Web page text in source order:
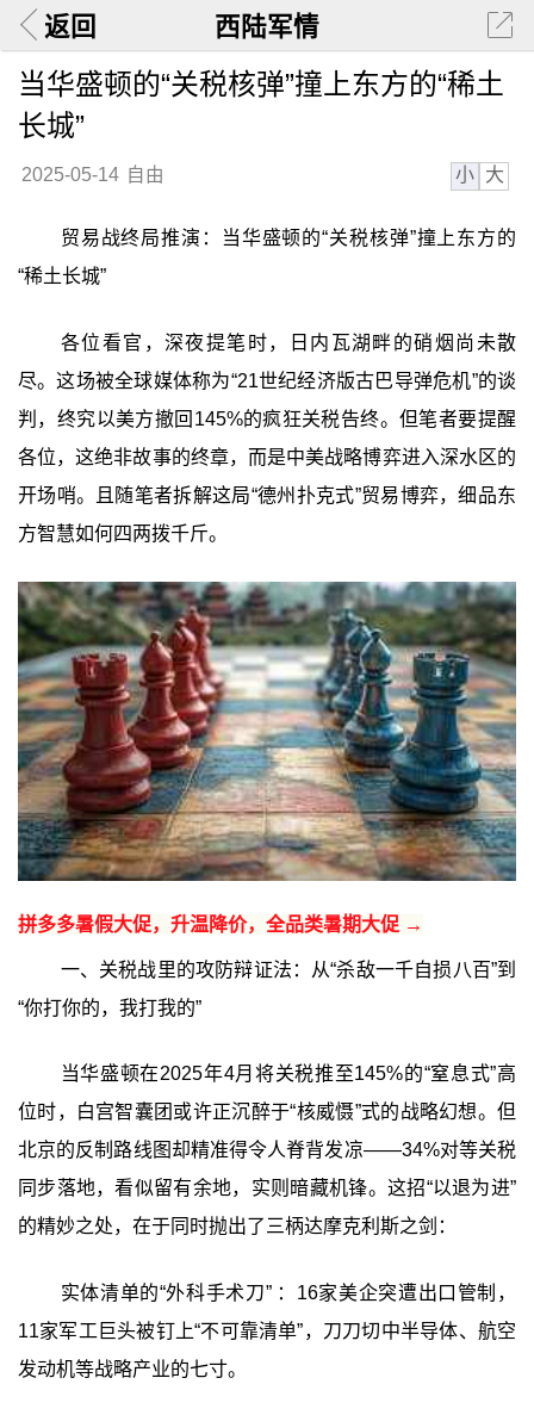
返回 西陆军情
当华盛顿的“关税核弹”撞上东方的“稀土
长城”
2025-05-14 自由 小 大
贸易战终局推演：当华盛顿的“关税核弹”撞上东方的
“稀土长城”
各位看官，深夜提笔时，日内瓦湖畔的硝烟尚未散
尽。这场被全球媒体称为“21世纪经济版古巴导弹危机”的谈
判，终究以美方撤回145%的疯狂关税告终。但笔者要提醒
各位，这绝非故事的终章，而是中美战略博弈进入深水区的
开场哨。且随笔者拆解这局“德州扑克式”贸易博弈，细品东
方智慧如何四两拨千斤。
拼多多暑假大促，升温降价，全品类暑期大促 →
一、关税战里的攻防辩证法：从“杀敌一千自损八百”到
“你打你的，我打我的”
当华盛顿在2025年4月将关税推至145%的“窒息式”高
位时，白宫智囊团或许正沉醉于“核威慑”式的战略幻想。但
北京的反制路线图却精准得令人脊背发凉——34%对等关税
同步落地，看似留有余地，实则暗藏机锋。这招“以退为进”
的精妙之处，在于同时抛出了三柄达摩克利斯之剑：
实体清单的“外科手术刀” ：16家美企突遭出口管制，
11家军工巨头被钉上“不可靠清单”，刀刀切中半导体、航空
发动机等战略产业的七寸。